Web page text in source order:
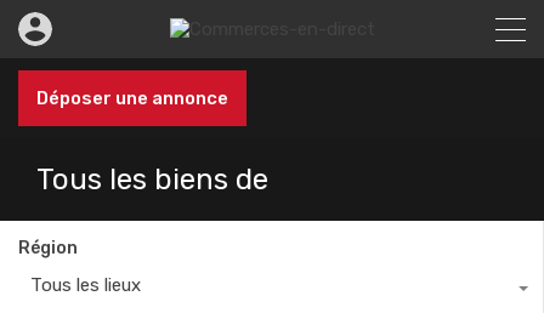
Déposer une annonce
Tous les biens de
Région
Tous les lieux